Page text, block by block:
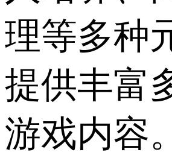
理等多种
提供丰富
游戏内容。